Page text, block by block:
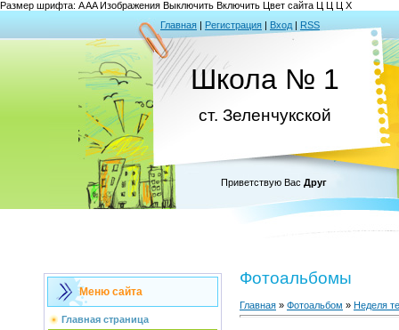
Размер шрифта: AAAИзображения Выключить Включить Цвет сайта Ц Ц Ц Х
Главная | Регистрация | Вход | RSS
Школа № 1
ст. Зеленчукской
Приветствую Вас Друг
Меню сайта
Главная страница
Фотоальбомы
Главная » Фотоальбом » Неделя